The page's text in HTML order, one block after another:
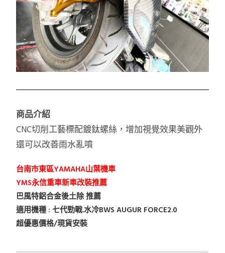
商品介紹
CNC切削工藝標配鍍鈦螺絲，增加視覺效果美觀外
還可以改善雨水亂噴
台南市東區YAMAHA山葉機車
YMS永信重車新車改裝推薦
巴風特鋁合金後土除 推薦
適用機種 : 七代勁戰.水冷BWS AUGUR FORCE2.0
超優惠價格/現貨安裝